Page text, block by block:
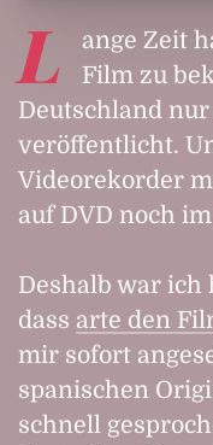
L
ange Zeit
Film zu
Deutschland nur
veröffentlicht.
Videorekorder
auf DVD noch
Deshalb war ich
dass arte den
mir sofort
spanischen
schnell